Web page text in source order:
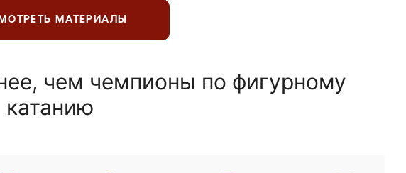
МАТЕРИАЛЫ
чем чемпионы по фигурному
катанию